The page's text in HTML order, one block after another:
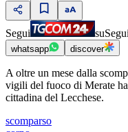
Segui su
whatsapp discover
A oltre un mese dalla
vigili del fuoco di Merate
cittadina del Lecchese.
scomparso